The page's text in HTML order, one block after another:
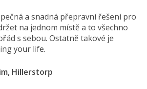
a snadná přepravní řešení pro
na jednom místě a to všechno
s sebou. Ostatně takové je
your life.
Hillerstorp